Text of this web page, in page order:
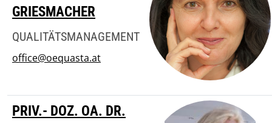
GRIESMACHER
QUALITÄTSMANAGEMENT
office@oequasta.at
PRIV.- DOZ. OA. DR.